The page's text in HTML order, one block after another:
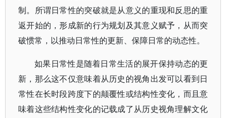
制。所谓日常性的突破就是从意义的重现和反思的重
返开始的，形成新的行为规划及其意义赋予，从而突
破惯常，以推动日常性的更新、保障日常的动态性。
如果日常性是随着日常生活的展开保持动态的更
新，那么这不仅意味着从历史的视角出发可以看到日
常性在长时段跨度下的颠覆性或结构性变化，而且意
味着这些结构性变化的记载成了从历史视角理解文化